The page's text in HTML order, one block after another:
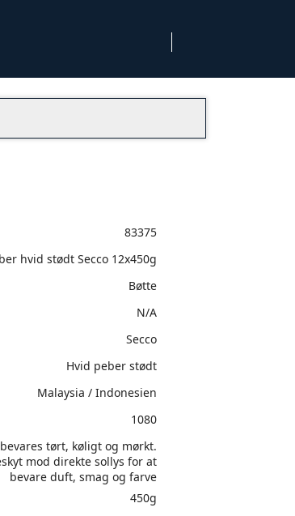
83375
hvid stødt Secco 12x450g
Bøtte
N/A
Secco
Hvid peber stødt
Malaysia / Indonesien
1080
tørt, køligt og mørkt.
mod direkte sollys for at
bevare duft, smag og farve
450g